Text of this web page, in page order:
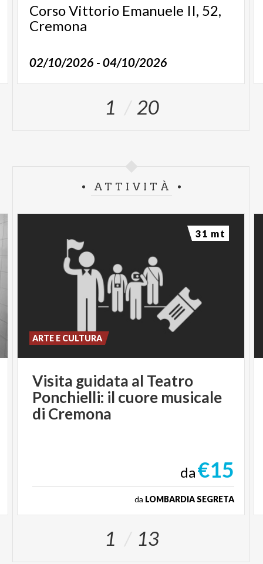
Corso Vittorio Emanuele II, 52,
Cremona
02/10/2026 - 04/10/2026
1 20
ATTIVITÀ
Visita guidata al Teatro
Ponchielli: il cuore musicale
di Cremona
ARTE E CULTURA
da€15
da LOMBARDIA SEGRETA
31 mt
1 13